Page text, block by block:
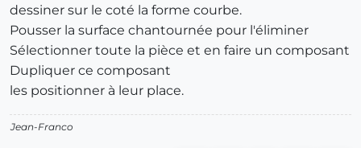
dessiner sur le coté la forme courbe.
Pousser la surface chantournée pour l'éliminer
Sélectionner toute la pièce et en faire un composant
Dupliquer ce composant
les positionner à leur place.
Jean-Franco